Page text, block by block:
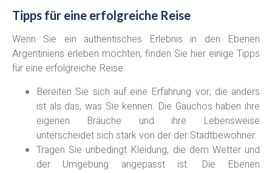
Tipps für eine erfolgreiche Reise
Wenn Sie ein authentisches Erlebnis in den Ebenen
Argentiniens erleben möchten, finden Sie hier einige Tipps
für eine erfolgreiche Reise:
Bereiten Sie sich auf eine Erfahrung vor, die anders
ist als das, was Sie kennen. Die Gauchos haben ihre
eigenen Bräuche und ihre Lebensweise
unterscheidet sich stark von der der Stadtbewohner.
Tragen Sie unbedingt Kleidung, die dem Wetter und
der Umgebung angepasst ist. Die Ebenen